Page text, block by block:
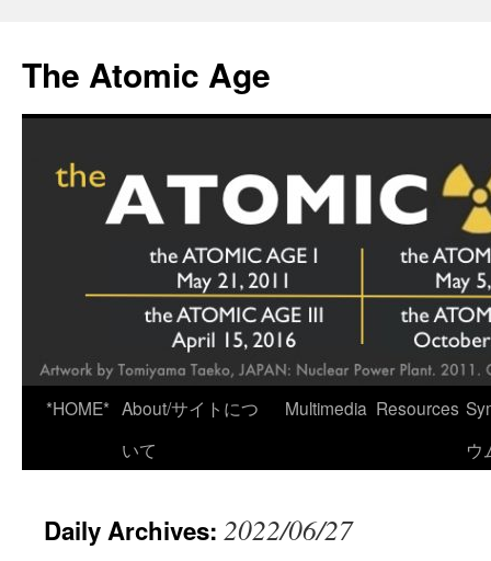
content
The Atomic Age
*HOME* About/サイトにつ
いて
Multimedia Resources
ウ
Daily Archives: 2022/06/27